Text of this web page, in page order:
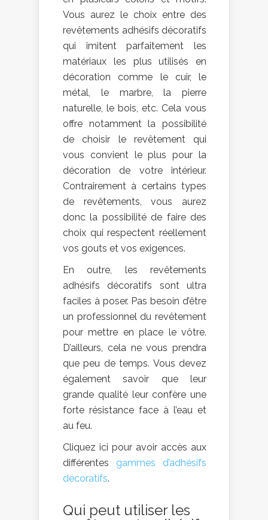
Vous aurez le choix entre des
revêtements adhésifs décoratifs
qui imitent parfaitement les
matériaux les plus utilisés en
décoration comme le cuir, le
métal, le marbre, la pierre
naturelle, le bois, etc. Cela vous
offre notamment la possibilité
de choisir le revêtement qui
vous convient le plus pour la
décoration de votre intérieur.
Contrairement à certains types
de revêtements, vous aurez
donc la possibilité de faire des
choix qui respectent réellement
vos gouts et vos exigences.
En outre, les revêtements
adhésifs décoratifs sont ultra
faciles à poser. Pas besoin d’être
un professionnel du revêtement
pour mettre en place le vôtre.
D’ailleurs, cela ne vous prendra
que peu de temps. Vous devez
également savoir que leur
grande qualité leur confère une
forte résistance face à l’eau et
au feu.
Cliquez ici pour avoir accès aux
différentes gammes d’adhésifs
décoratifs.
Qui peut utiliser les